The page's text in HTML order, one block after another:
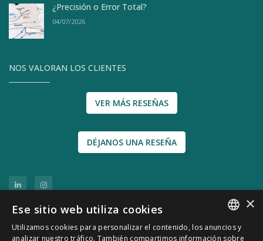
¿Precisión o Error Total?
04/07/2026
NOS VALORAN LOS CLIENTES
VER MÁS RESEÑAS
DÉJANOS UNA RESEÑA
SPANISH
×
Ese sitio web utiliza cookies
Utilizamos cookies para personalizar el contenido, los anuncios y
analizar nuestro tráfico. También compartimos información sobre